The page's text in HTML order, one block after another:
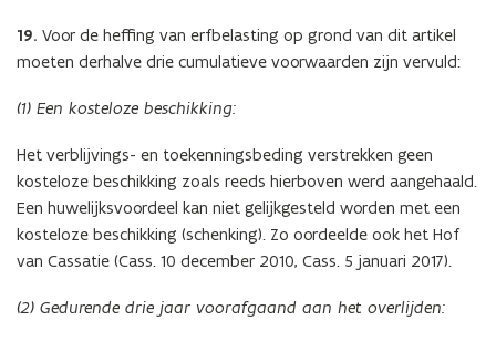
19. Voor de heffing van erfbelasting op grond van dit artikel
moeten derhalve drie cumulatieve voorwaarden zijn vervuld:
(1) Een kosteloze beschikking:
Het verblijvings- en toekenningsbeding verstrekken geen
kosteloze beschikking zoals reeds hierboven werd aangehaald.
Een huwelijksvoordeel kan niet gelijkgesteld worden met een
kosteloze beschikking (schenking). Zo oordeelde ook het Hof
van Cassatie (Cass. 10 december 2010, Cass. 5 januari 2017).
(2) Gedurende drie jaar voorafgaand aan het overlijden: